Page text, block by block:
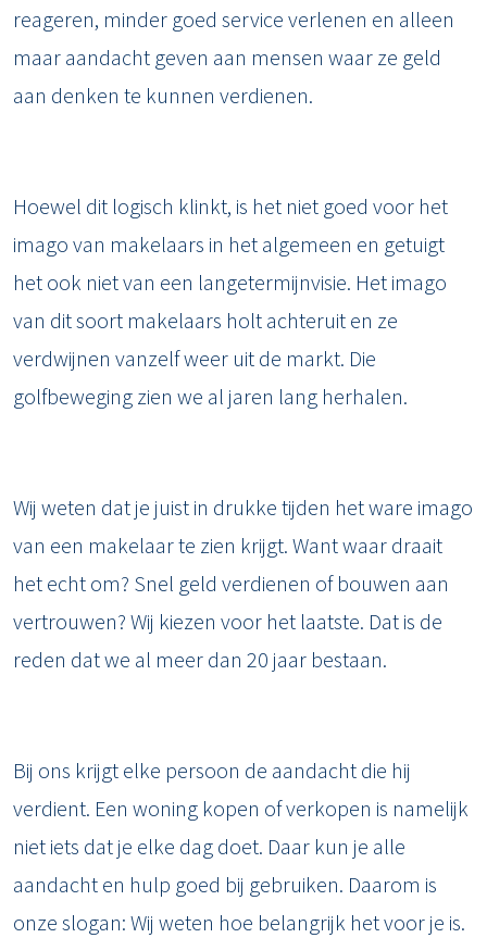
reageren, minder goed service verlenen en alleen
maar aandacht geven aan mensen waar ze geld
aan denken te kunnen verdienen.
Hoewel dit logisch klinkt, is het niet goed voor het
imago van makelaars in het algemeen en getuigt
het ook niet van een langetermijnvisie. Het imago
van dit soort makelaars holt achteruit en ze
verdwijnen vanzelf weer uit de markt. Die
golfbeweging zien we al jaren lang herhalen.
Wij weten dat je juist in drukke tijden het ware imago
van een makelaar te zien krijgt. Want waar draait
het echt om? Snel geld verdienen of bouwen aan
vertrouwen? Wij kiezen voor het laatste. Dat is de
reden dat we al meer dan 20 jaar bestaan.
Bij ons krijgt elke persoon de aandacht die hij
verdient. Een woning kopen of verkopen is namelijk
niet iets dat je elke dag doet. Daar kun je alle
aandacht en hulp goed bij gebruiken. Daarom is
onze slogan: Wij weten hoe belangrijk het voor je is.